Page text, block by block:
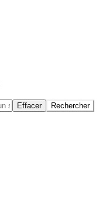
Effacer Rechercher